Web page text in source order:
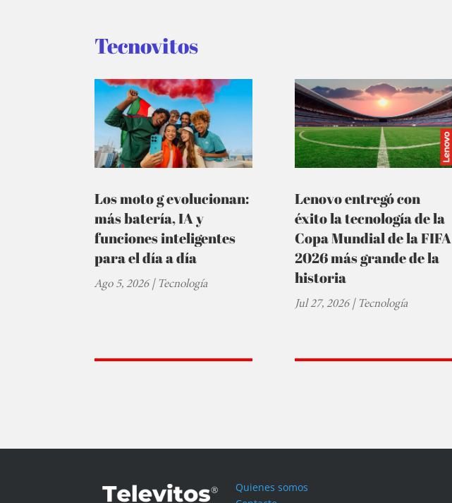
Tecnovitos
Los moto g evolucionan:
más batería, IA y
funciones inteligentes
para el día a día
Ago 5, 2026|Tecnología
Lenovo entregó con
éxito la tecnología de la
Copa Mundial de la FIFA
2026 más grande de la
historia
Jul 27, 2026|Tecnología
Quienes somos